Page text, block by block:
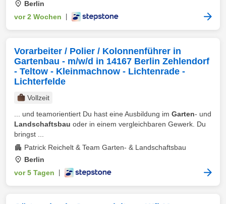
Berlin
vor 2 Wochen
Vorarbeiter / Polier / Kolonnenführer in
Gartenbau - m/w/d in 14167 Berlin Zehlendorf
- Teltow - Kleinmachnow - Lichtenrade -
Lichterfelde
Vollzeit
... und teamorientiert Du hast eine Ausbildung im Garten- und
Landschaftsbau oder in einem vergleichbaren Gewerk. Du
bringst ...
Patrick Reichelt & Team Garten- & Landschaftsbau
Berlin
vor 5 Tagen